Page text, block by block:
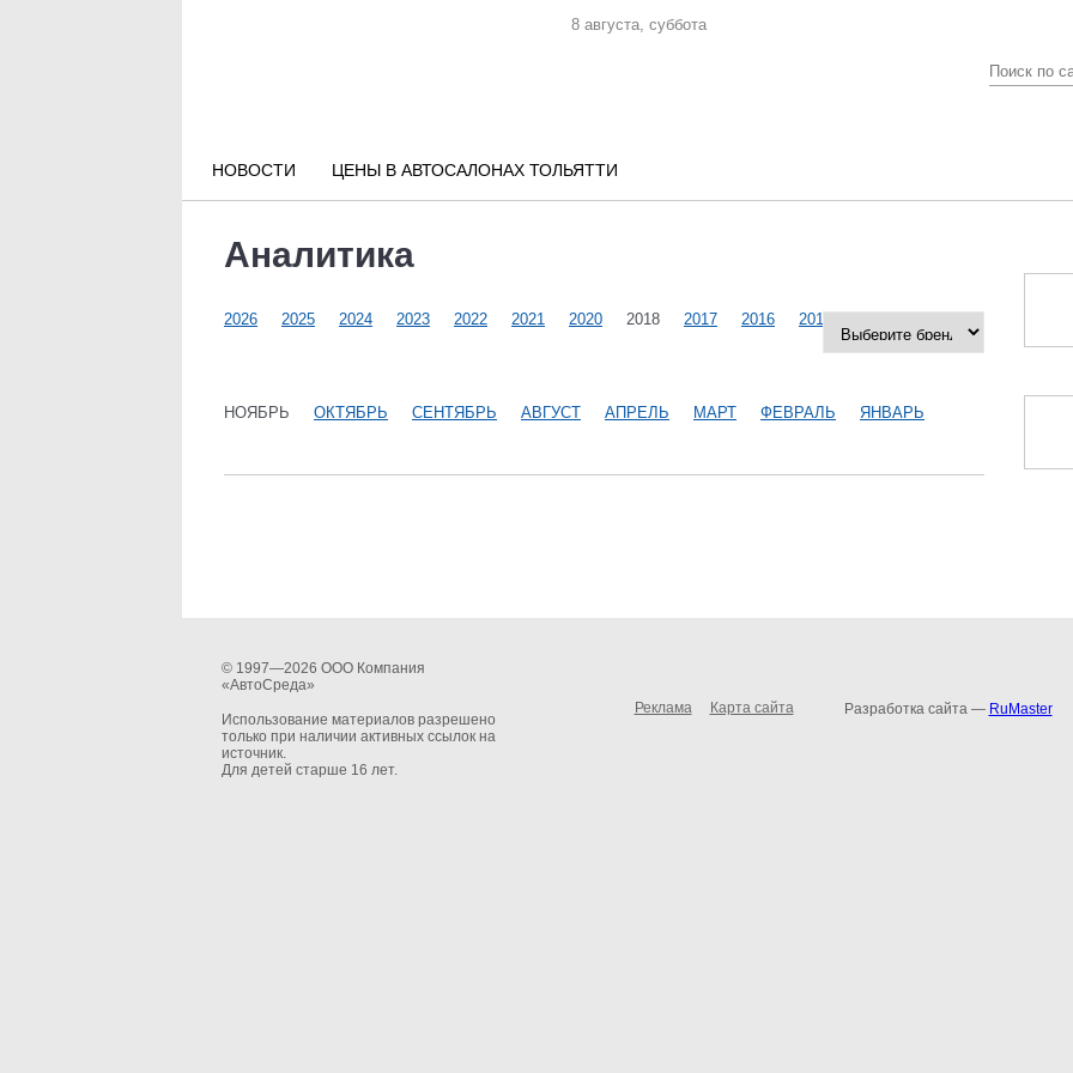
8 августа, суббота
НОВОСТИ ЦЕНЫ В АВТОСАЛОНАХ ТОЛЬЯТТИ
Аналитика
2026 2025 2024 2023 2022 2021 2020 2018 2017 2016 2015
НОЯБРЬ ОКТЯБРЬ СЕНТЯБРЬ АВГУСТ АПРЕЛЬ МАРТ ФЕВРАЛЬ ЯНВАРЬ
© 1997—2026 ООО Компания
«АвтоСреда»
Использование материалов разрешено
только при наличии активных ссылок на
источник.
Для детей старше 16 лет.
Реклама Карта сайта Разработка сайта — RuMaster